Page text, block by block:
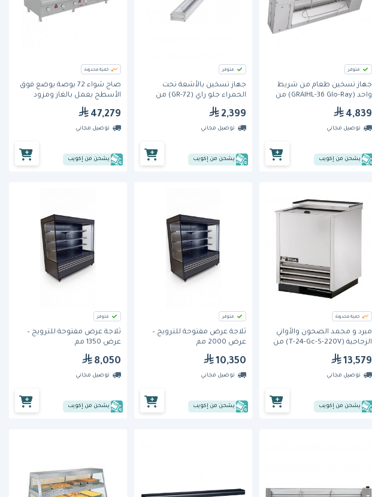
متوفر
جهاز تسخين طعام من شريط
واحد (GRAIHL-36 Glo-Ray) من
4,839
توصيل مجاني
يشحن من إكويب
متوفر
جهاز تسخين بالأشعة تحت
الحمراء جلو راي (GR-72) من
2,399
توصيل مجاني
يشحن من إكويب
كمية محدودة
صاج شواء 72 بوصة يوضع فوق
الأسطح يعمل بالغاز ومزود
بثرموستات حرارية ومخصص
ساوثبند
47,279
توصيل مجاني
يشحن من إكويب
كمية محدودة
مبرد و مجمد الصحون والأواني
الزجاجية (T-24-Gc-S-220V) من
13,579
توصيل مجاني
يشحن من إكويب
متوفر
ثلاجة عرض مفتوحة للترويج –
عرض 2000 مم
10,350
توصيل مجاني
يشحن من إكويب
متوفر
ثلاجة عرض مفتوحة للترويج –
عرض 1350 مم
8,050
توصيل مجاني
يشحن من إكويب